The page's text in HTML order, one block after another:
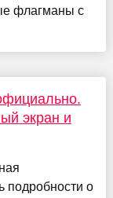
флагманы с
экран и
подробности о